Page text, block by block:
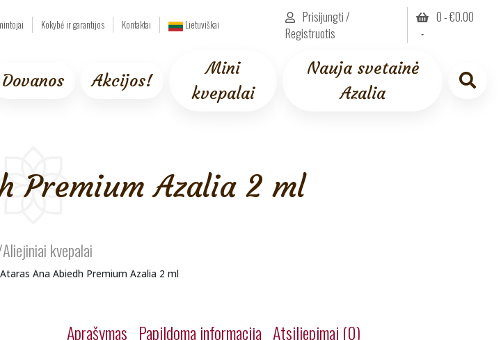
Kokybė ir garantijos Kontaktai Lietuviškai
Prisijungti /
Registruotis
0 -€0.00
Dovanos Akcijos!
Mini
kvepalai
Nauja svetainė
Azalia
Premium Azalia 2 ml
kvepalai
Ana Abiedh Premium Azalia 2 ml
Aprašymas Papildoma informacija Atsiliepimai (0)